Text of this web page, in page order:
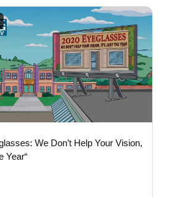
We Don’t Help Your Vision,
Year“